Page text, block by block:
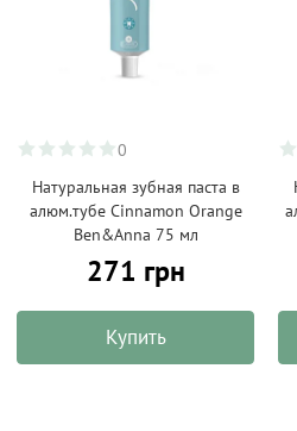
0
Натуральная зубная паста в
алюм.тубе Cinnamon Orange
Ben&Anna 75 мл
271 грн
Купить